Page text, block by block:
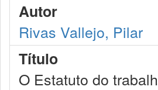
Autor
Rivas Vallejo, Pilar
Título
O Estatuto do